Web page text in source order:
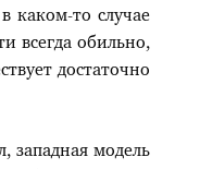
каком-то случае
всегда обильно,
достаточно
западная модель